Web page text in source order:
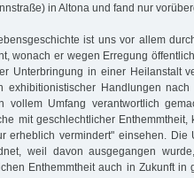
in Altona und fand nur
ist uns vor allem
wonach er wegen Erregung
Unterbringung in einer Heilanstalt
exhibitionistischer Handlungen
vollem Umfang verantwortlich
mit geschlechtlicher Enthemmtheit,
erheblich vermindert" einsehen. Die
weil davon ausgegangen
Enthemmtheit auch in Zukunft in